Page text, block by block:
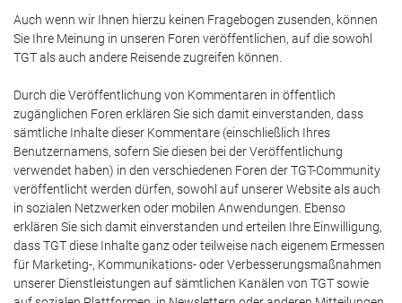
Auch wenn wir Ihnen hierzu keinen Fragebogen zusenden, können
Sie Ihre Meinung in unseren Foren veröffentlichen, auf die sowohl
TGT als auch andere Reisende zugreifen können.
Durch die Veröffentlichung von Kommentaren in öffentlich
zugänglichen Foren erklären Sie sich damit einverstanden, dass
sämtliche Inhalte dieser Kommentare (einschließlich Ihres
Benutzernamens, sofern Sie diesen bei der Veröffentlichung
verwendet haben) in den verschiedenen Foren der TGT-Community
veröffentlicht werden dürfen, sowohl auf unserer Website als auch
in sozialen Netzwerken oder mobilen Anwendungen. Ebenso
erklären Sie sich damit einverstanden und erteilen Ihre Einwilligung,
dass TGT diese Inhalte ganz oder teilweise nach eigenem Ermessen
für Marketing-, Kommunikations- oder Verbesserungsmaßnahmen
unserer Dienstleistungen auf sämtlichen Kanälen von TGT sowie